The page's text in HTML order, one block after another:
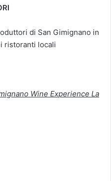
di San Gimignano in
ristoranti locali
Wine Experience La